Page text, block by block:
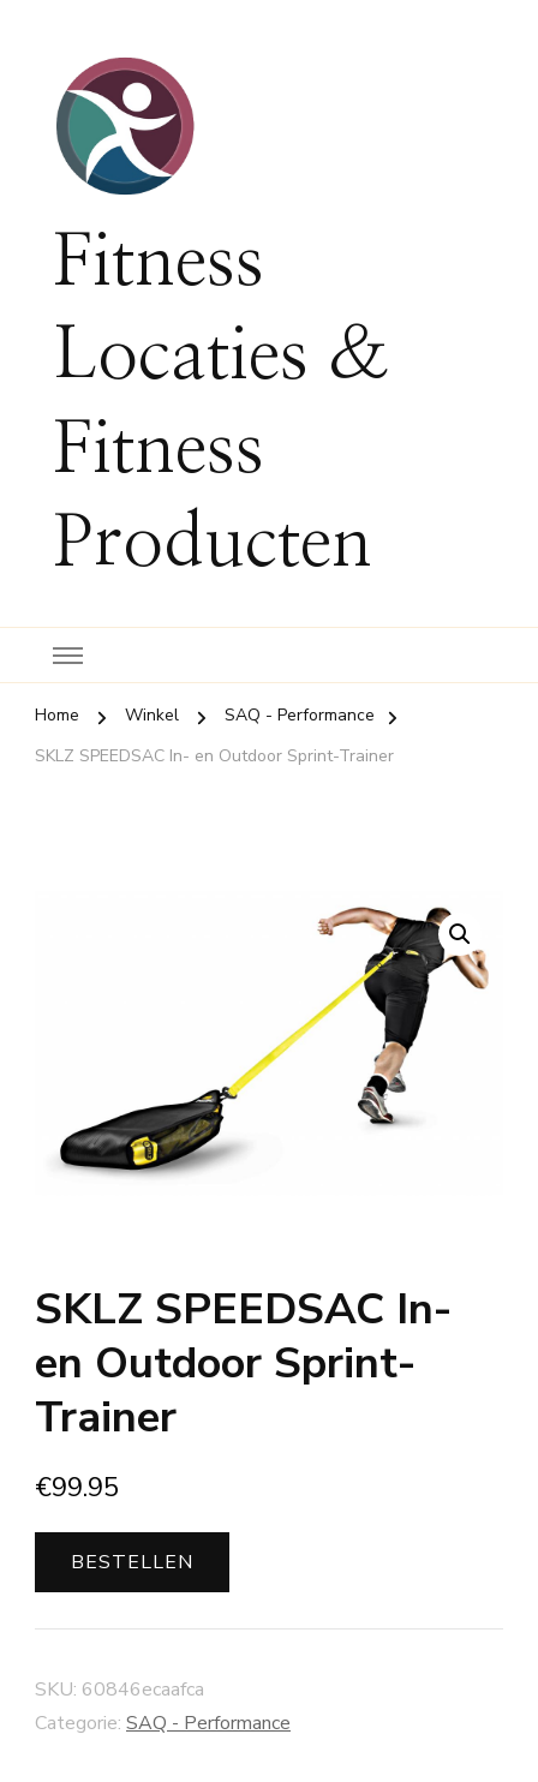
Fitness
Locaties &
Fitness
Producten
Home Winkel
SAQ - Performance
SKLZ SPEEDSAC In- en Outdoor Sprint-Trainer
SKLZ SPEEDSAC In-
en Outdoor Sprint-
Trainer
€99.95
BESTELLEN
SKU: 60846ecaafca
Categorie: SAQ - Performance